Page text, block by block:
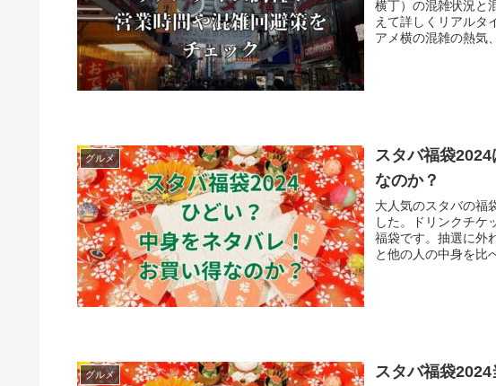
横丁）の混雑状況と
えて詳しくリアルタ
アメ横の混雑の熱気
グルメ
スタバ福袋
なのか？
大人気のスタバの福
した。ドリンクチケ
福袋です。抽選に外
と他の人の中身を比
グルメ
スタバ福袋